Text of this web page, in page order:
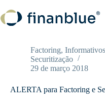
para
o
Factoring,
Securitização
29 de março 2018
ALERTA para Factoring e